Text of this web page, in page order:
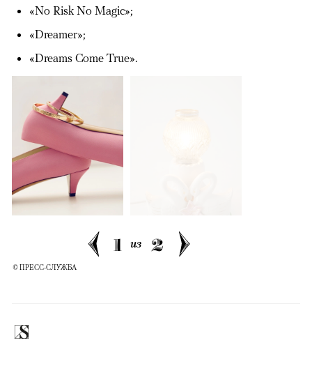
«No Risk No Magic»;
«Dreamer»;
«Dreams Come True».
1 из 2
© ПРЕСС-СЛУЖБА